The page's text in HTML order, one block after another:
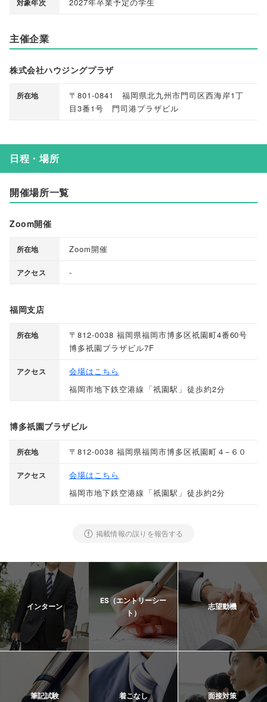
対象年次 2027年卒業予定の学生
主催企業
株式会社ハウジングプラザ
所在地
〒801-0841 福岡県北九州市門司区西海岸1丁
目3番1号 門司港プラザビル
日程・場所
開催場所一覧
Zoom開催
所在地 Zoom開催
アクセス -
福岡支店
所在地
〒812-0038 福岡県福岡市博多区祇園町4番60号
博多祇園プラザビル7F
アクセス
会場はこちら
福岡市地下鉄空港線 「祇園駅 」 徒歩約2分
博多祇園プラザビル
所在地 〒812-0038 福岡県福岡市博多区祇園町４−６０
アクセス
会場はこちら
福岡市地下鉄空港線 「祇園駅 」 徒歩約2分
掲載情報の誤りを報告する
インターン
ES（エントリーシー
ト）
志望動機
筆記試験 着こなし 面接対策